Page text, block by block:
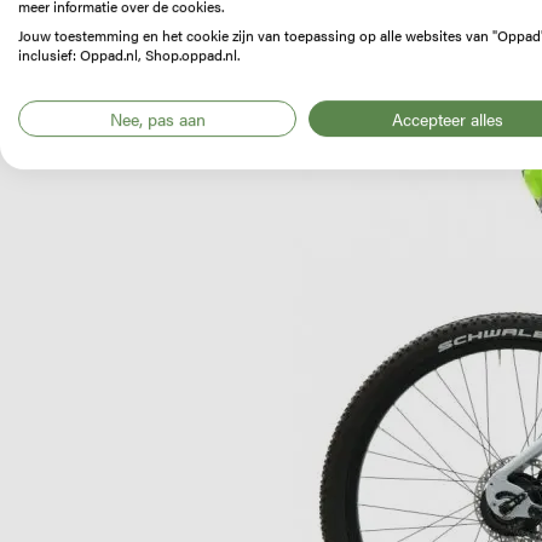
meer informatie over de cookies.
Jouw toestemming en het cookie zijn van toepassing op alle websites van
inclusief: Oppad.nl, Shop.oppad.nl.
Nee, pas aan Accepteer alles